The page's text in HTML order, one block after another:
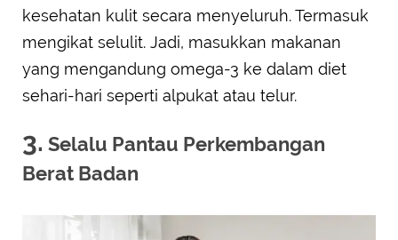
kesehatan kulit secara menyeluruh. Termasuk
mengikat selulit. Jadi, masukkan makanan
yang mengandung omega-3 ke dalam diet
sehari-hari seperti alpukat atau telur.
3. Selalu Pantau Perkembangan
Berat Badan